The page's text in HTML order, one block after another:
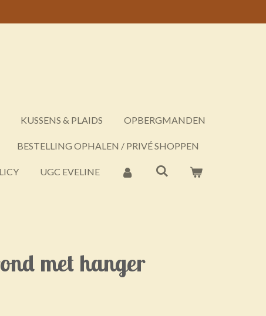
KUSSENS & PLAIDS OPBERGMANDEN
BESTELLING OPHALEN / PRIVÉ SHOPPEN
UGC EVELINE
met hanger